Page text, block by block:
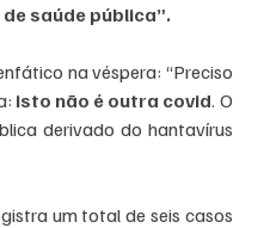
saúde pública”.
na véspera: “Preciso
isto não é outra covid. O
derivado do hantavírus
um total de seis casos